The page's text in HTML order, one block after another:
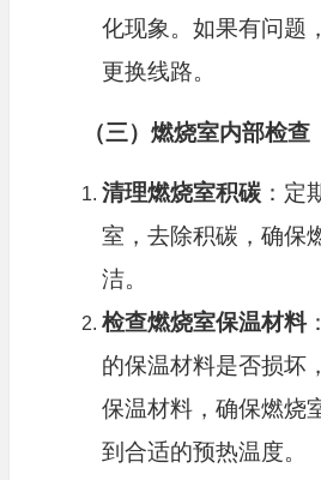
化现象。如果有问题
更换线路。
（三）燃烧室内部检查
清理燃烧室积碳：定
室，去除积碳，确保
洁。
检查燃烧室保温材料
的保温材料是否损坏
保温材料，确保燃烧
到合适的预热温度。